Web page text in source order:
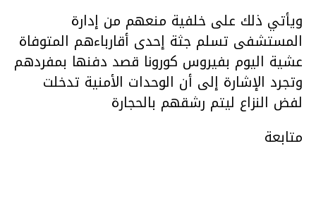
ويأتي ذلك على خلفية منعهم من إدارة
المستشفى تسلم جثة إحدى أقارباءهم المتوفاة
عشية اليوم بفيروس كورونا قصد دفنها بمفردهم
وتجرد الإشارة إلى أن الوحدات الأمنية تدخلت
لفض النزاع ليتم رشقهم بالحجارة
متابعة